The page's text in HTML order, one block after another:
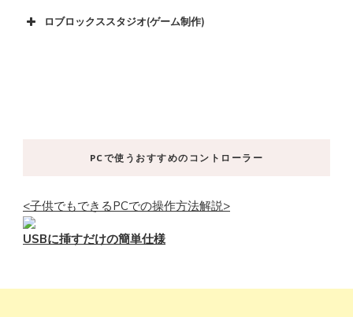
ロブロックススタジオ(ゲーム制作)
PCで使うおすすめのコントローラー
<子供でもできるPCでの操作方法解説>
USBに挿すだけの簡単仕様